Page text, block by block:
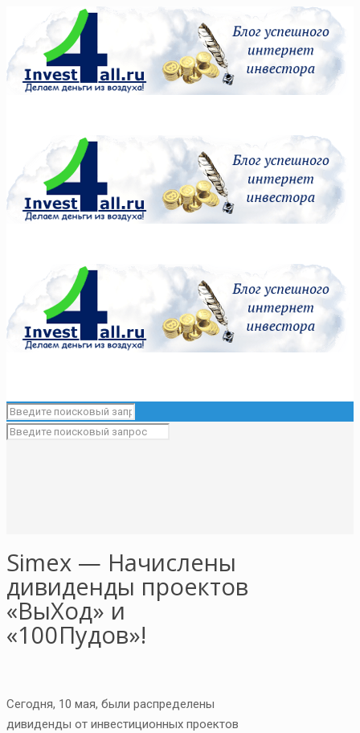
Simex — Начислены
дивиденды проектов
«ВыХод» и
«100Пудов»!
Сегодня, 10 мая, были распределены
дивиденды от инвестиционных проектов